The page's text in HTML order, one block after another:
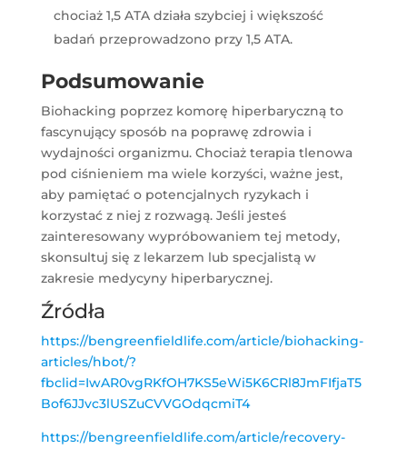
chociaż 1,5 ATA działa szybciej i większość
badań przeprowadzono przy 1,5 ATA.
Podsumowanie
Biohacking poprzez komorę hiperbaryczną to
fascynujący sposób na poprawę zdrowia i
wydajności organizmu. Chociaż terapia tlenowa
pod ciśnieniem ma wiele korzyści, ważne jest,
aby pamiętać o potencjalnych ryzykach i
korzystać z niej z rozwagą. Jeśli jesteś
zainteresowany wypróbowaniem tej metody,
skonsultuj się z lekarzem lub specjalistą w
zakresie medycyny hiperbarycznej.
Źródła
https://bengreenfieldlife.com/article/biohacking-
articles/hbot/?
fbclid=IwAR0vgRKfOH7KS5eWi5K6CRl8JmFIfjaT5
Bof6JJvc3lUSZuCVVGOdqcmiT4
https://bengreenfieldlife.com/article/recovery-